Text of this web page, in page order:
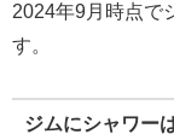
2024年9月時点で
す。
ジムにシャワー